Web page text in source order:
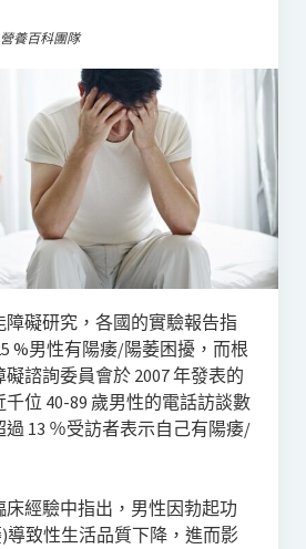
營養百科團隊
障礙研究，各國的實驗報告指
%男性有陽痿/陽萎困擾，而根
諮詢委員會於 2007 年發表的
位 40-89 歲男性的電話訪談數
13 ％受訪者表示自己有陽痿/
床經驗中指出，男性因勃起功
導致性生活品質下降，進而影